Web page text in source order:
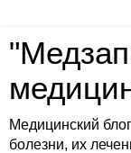
Медицинский
болезни, их